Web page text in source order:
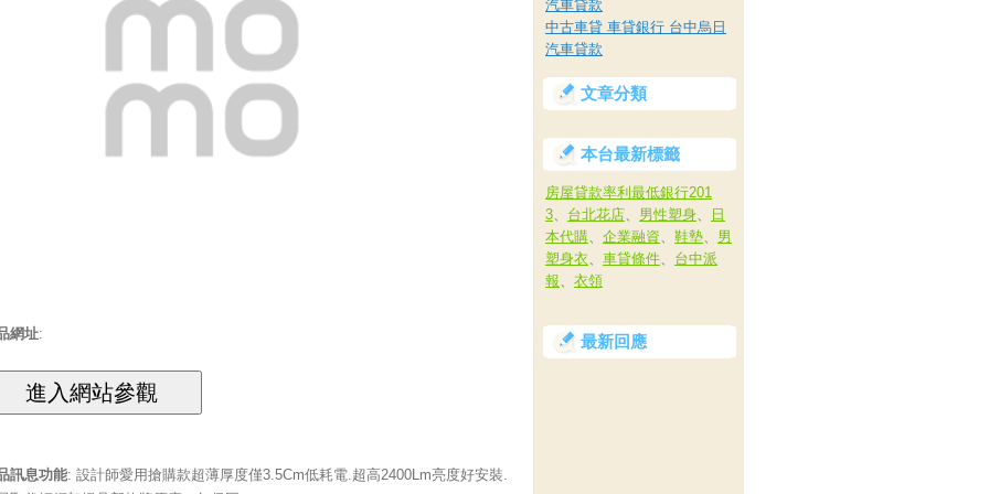
網址:
訊息功能: 設計師愛用搶購款超薄厚度僅3.5Cm低耗電.超高2400Lm亮度好安裝.
汽車貸款
中古車貸 車貸銀行 台中烏日
汽車貸款
文章分類
本台最新標籤
房屋貸款率利最低銀行201
3、 台北花店、 男性塑身、
日
本代購、 企業融資、 鞋墊、 男
塑身衣、 車貸條件、 台中派
報、 衣領
最新回應